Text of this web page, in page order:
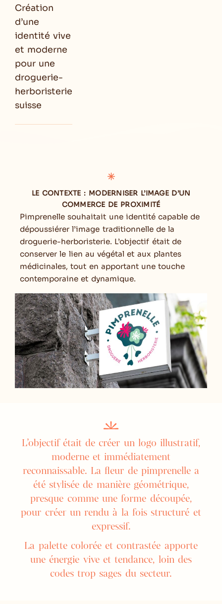
Création
d’une
identité vive
et moderne
pour une
droguerie-
herboristerie
suisse
LE CONTEXTE : MODERNISER L’IMAGE D’UN
COMMERCE DE PROXIMITÉ
Pimprenelle souhaitait une identité capable de
dépoussiérer l’image traditionnelle de la
droguerie-herboristerie. L’objectif était de
conserver le lien au végétal et aux plantes
médicinales, tout en apportant une touche
contemporaine et dynamique.
L’objectif était de créer un logo illustratif,
moderne et immédiatement
reconnaissable. La fleur de pimprenelle a
été stylisée de manière géométrique,
presque comme une forme découpée,
pour créer un rendu à la fois structuré et
expressif.
La palette colorée et contrastée apporte
une énergie vive et tendance, loin des
codes trop sages du secteur.